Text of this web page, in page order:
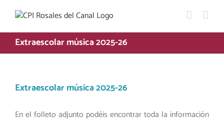
contenido
Extraescolar música 2025-26
Extraescolar música 2025-26
En el folleto adjunto podéis encontrar toda la información